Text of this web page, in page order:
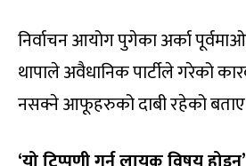
निर्वाचन आयोग पुगेका अर्का
थापाले अवैधानिक पार्टीले गरेको
नसक्ने आफूहरुको दाबी रहेको बताए